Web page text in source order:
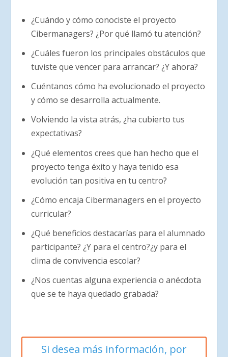
¿Cuándo y cómo conociste el proyecto
Cibermanagers? ¿Por qué llamó tu atención?
¿Cuáles fueron los principales obstáculos que
tuviste que vencer para arrancar? ¿Y ahora?
Cuéntanos cómo ha evolucionado el proyecto
y cómo se desarrolla actualmente.
Volviendo la vista atrás, ¿ha cubierto tus
expectativas?
¿Qué elementos crees que han hecho que el
proyecto tenga éxito y haya tenido esa
evolución tan positiva en tu centro?
¿Cómo encaja Cibermanagers en el proyecto
curricular?
¿Qué beneficios destacarías para el alumnado
participante? ¿Y para el centro?¿y para el
clima de convivencia escolar?
¿Nos cuentas alguna experiencia o anécdota
que se te haya quedado grabada?
Si desea más información, por